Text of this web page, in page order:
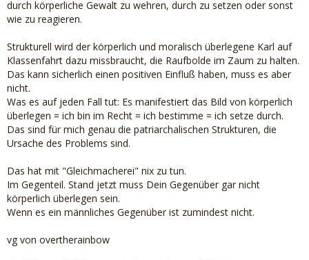
durch körperliche Gewalt zu wehren, durch zu setzen oder sonst
wie zu reagieren.
Strukturell wird der körperlich und moralisch überlegene Karl auf
Klassenfahrt dazu missbraucht, die Raufbolde im Zaum zu halten.
Das kann sicherlich einen positiven Einfluß haben, muss es aber
nicht.
Was es auf jeden Fall tut: Es manifestiert das Bild von körperlich
überlegen = ich bin im Recht = ich bestimme = ich setze durch.
Das sind für mich genau die patriarchalischen Strukturen, die
Ursache des Problems sind.
Das hat mit "Gleichmacherei" nix zu tun.
Im Gegenteil. Stand jetzt muss Dein Gegenüber gar nicht
körperlich überlegen sein.
Wenn es ein männliches Gegenüber ist zumindest nicht.
vg von overtherainbow